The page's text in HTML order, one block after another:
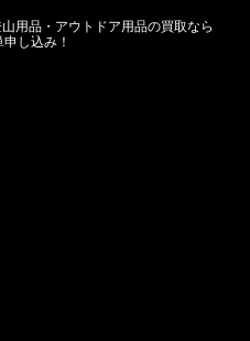
用品・アウトドア用品の買取なら
し込み！